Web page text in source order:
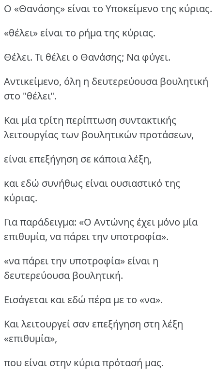
Ο «Θανάσης» είναι το Υποκείμενο της κύριας.
«θέλει» είναι το ρήμα της κύριας.
Θέλει. Τι θέλει ο Θανάσης; Να φύγει.
Αντικείμενο, όλη η δευτερεύουσα βουλητική
στο "θέλει".
Και μία τρίτη περίπτωση συντακτικής
λειτουργίας των βουλητικών προτάσεων,
είναι επεξήγηση σε κάποια λέξη,
και εδώ συνήθως είναι ουσιαστικό της
κύριας.
Για παράδειγμα: «Ο Αντώνης έχει μόνο μία
επιθυμία, να πάρει την υποτροφία».
«να πάρει την υποτροφία» είναι η
δευτερεύουσα βουλητική.
Εισάγεται και εδώ πέρα με το «να».
Και λειτουργεί σαν επεξήγηση στη λέξη
«επιθυμία»,
που είναι στην κύρια πρότασή μας.